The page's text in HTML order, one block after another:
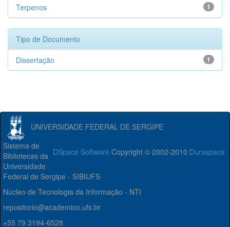
1
Terpenos
Tipo de Documento
1
Dissertação
UNIVERSIDADE FEDERAL DE SERGIPE
DSpace Software Copyright © 2002-2010 Duraspace
Sistema de
Bibliotecas da
Universidade
Federal de Sergipe - SIBIUFS
Núcleo de Tecnologia da Informação - NTI
repositorio@academico.ufs.br
+55 79 3194-6528